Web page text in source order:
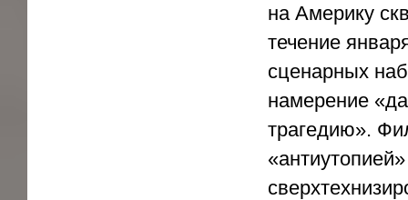
на Америку
течение
сценарных
намерение
трагедию».